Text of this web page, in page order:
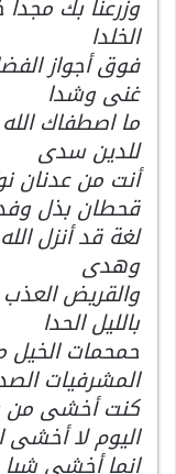
وزرعنا بك
الخلدا
فوق أجواز
غنى وشدا
ما اصطفاك الله
للدين سدى
أنت من عدنان
قحطان بذل
لغة قد أنزل
وهدى
والقريض
بالليل الحدا
حمحمات
المشرفيات
كنت أخشى من
اليوم لا أخشى
إنما أخشى